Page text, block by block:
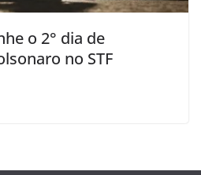
o 2° dia de
no STF